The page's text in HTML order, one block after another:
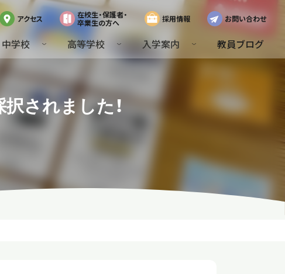
アクセス
在校生・保護者・
卒業生の方へ
採用情報 お問い合わせ
中学校 高等学校 入学案内 教員ブログ
されました！